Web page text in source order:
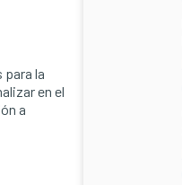
para la
en el
a